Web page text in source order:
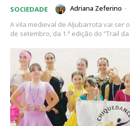
SOCIEDADE Adriana Zeferino -
A vila medieval de Aljubarrota vai ser
de setembro, da 1.ª edição do “Trail